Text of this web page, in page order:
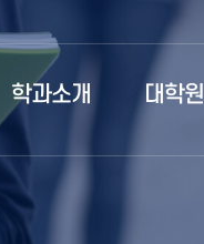
학과소개 대학원